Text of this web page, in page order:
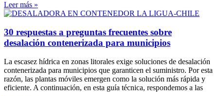
Leer más »
30 respuestas a preguntas frecuentes sobre
desalación contenerizada para municipios
La escasez hídrica en zonas litorales exige soluciones de desalación
contenerizada para municipios que garanticen el suministro. Por esta
razón, las plantas móviles emergen como la solución más rápida y
eficiente. A continuación, en esta guía técnica, respondemos a las